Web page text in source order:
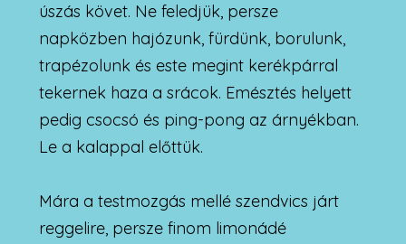
úszás követ. Ne feledjük, persze
napközben hajózunk, fürdünk, borulunk,
trapézolunk és este megint kerékpárral
tekernek haza a srácok. Emésztés helyett
pedig csocsó és ping-pong az árnyékban.
Le a kalappal előttük.
Mára a testmozgás mellé szendvics járt
reggelire, persze finom limonádé